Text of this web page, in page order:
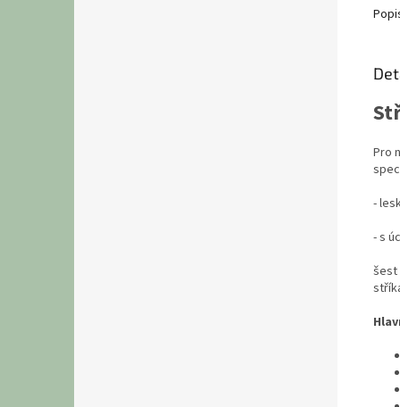
Pro
-
- s
šest